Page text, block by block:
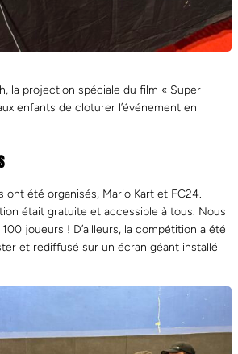
la projection spéciale du film « Super
enfants de cloturer l’événement en
ont été organisés, Mario Kart et FC24.
était gratuite et accessible à tous. Nous
joueurs ! D’ailleurs, la compétition a été
et rediffusé sur un écran géant installé